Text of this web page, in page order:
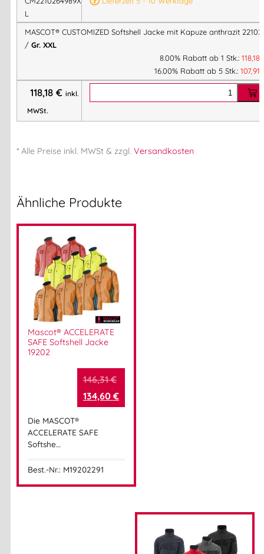
L
MASCOT® CUSTOMIZED Softshell Jacke mit Kapuze anthrazit 22102
/ Gr. XXL
8.00% Rabatt ab 1 Stk.: 118,18
16.00% Rabatt ab 5 Stk.: 107,91
118,18 € inkl.
MWSt.
* Alle Preise inkl. MWSt & zzgl. Versandkosten
Ähnliche Produkte
Mascot® ACCELERATE
SAFE Softshell Jacke
19202
146,31€
134,60 €
Die MASCOT®
ACCELERATE SAFE
Softshe…
Best.-Nr.: M19202291